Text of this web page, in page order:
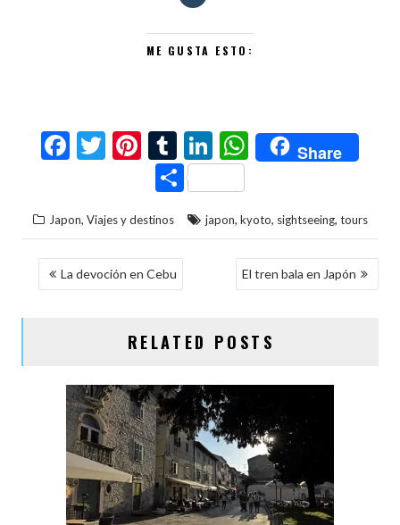
ME GUSTA ESTO:
F
b
o
o
T
er
Pi
nt
er
es
t
T
u
m
bl
Li
n
ke
dI
W
h
s
A
p
Share
C
o
m
r
Japon, Viajes y destinos japon, kyoto, sightseeing, tours
NAVEGACIÓN
La devoción en Cebu El tren bala en Japón
RELATED POSTS